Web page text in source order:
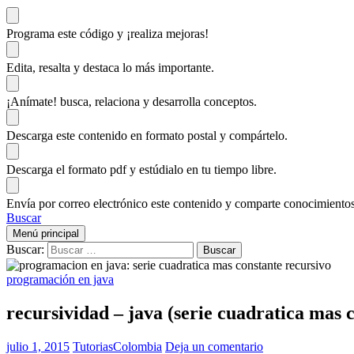
Programa este código y ¡realiza mejoras!
Edita, resalta y destaca lo más importante.
¡Anímate! busca, relaciona y desarrolla conceptos.
Descarga este contenido en formato postal y compártelo.
Descarga el formato pdf y estúdialo en tu tiempo libre.
Envía por correo electrónico este contenido y comparte
Buscar
Menú principal
Buscar:
programación en java
recursividad – java (serie cuadratica mas
julio 1, 2015 TutoriasColombia Deja un comentario